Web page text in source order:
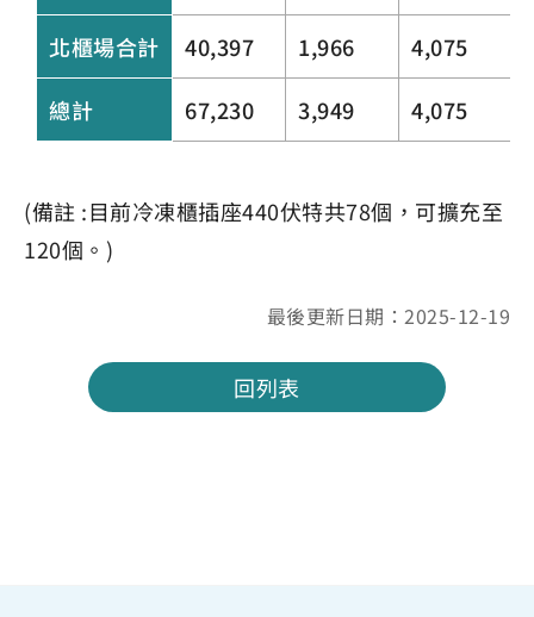
北櫃場合計 40,397 1,966 4,075
總計 67,230 3,949 4,075
(備註 :目前冷凍櫃插座440伏特共78個，可擴充至
120個。)
最後更新日期：2025-12-19
回列表